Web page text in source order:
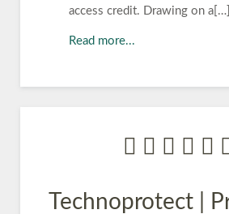
access credit. Drawing on a[…]
Read more...
Technoprotect |